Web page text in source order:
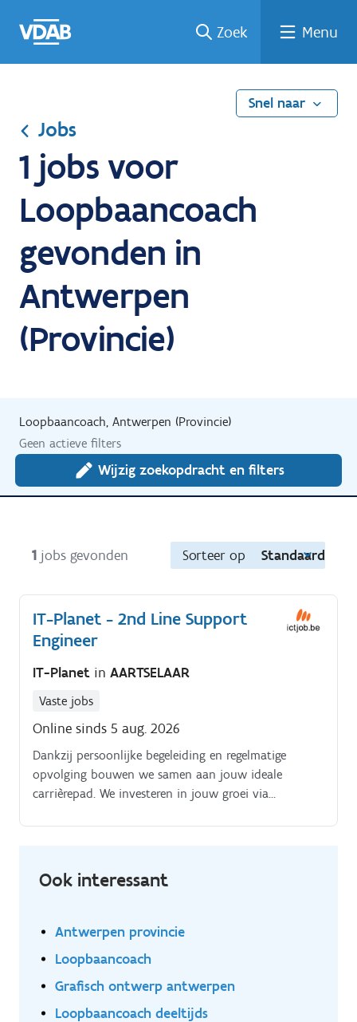
naar
een
een
job
naar
Zoek Menu
Snel naar
Jobs
1 jobs voor
Loopbaancoach
gevonden in
Antwerpen
(Provincie)
Loopbaancoach, Antwerpen (Provincie)
Geen actieve filters
Wijzig zoekopdracht en filters
1 jobs gevonden Sorteer op Standaard
IT-Planet - 2nd Line Support
Engineer
IT-Planet in AARTSELAAR
Vaste jobs
Online sinds 5 aug. 2026
Dankzij persoonlijke begeleiding en regelmatige
opvolging bouwen we samen aan jouw ideale
carrièrepad. We investeren in jouw groei via
die aansluiten bij jouw ambities.
Ook interessant
Antwerpen provincie
Loopbaancoach
Grafisch ontwerp antwerpen
Loopbaancoach deeltijds